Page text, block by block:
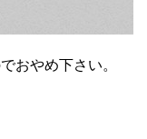
おやめ下さい。